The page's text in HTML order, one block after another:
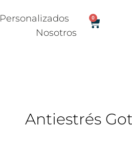
Personalizados
Nosotros
0
Antiestrés